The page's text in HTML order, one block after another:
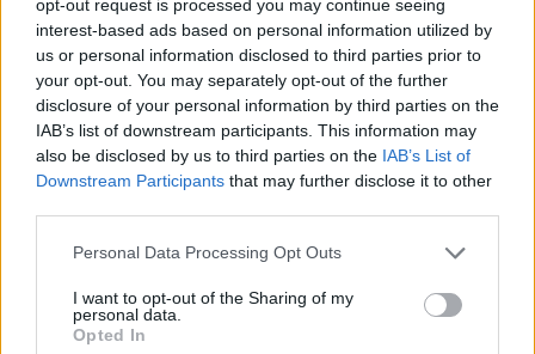
opt-out request is processed you may continue seeing
interest-based ads based on personal information utilized by
us or personal information disclosed to third parties prior to
your opt-out. You may separately opt-out of the further
disclosure of your personal information by third parties on the
IAB’s list of downstream participants. This information may
also be disclosed by us to third parties on the IAB’s List of
Downstream Participants that may further disclose it to other
Please note that this website/app uses one or more Google
not limited to your visit or usage behaviour. You may click to
grant or deny consent to Google and its third-party tags to
use your data for below specified purposes in below Google
Personal Data Processing Opt Outs
I want to opt-out of the Sharing of my
personal data.
Opted In
MAGYAR ÉPÍTŐK
Útépítés